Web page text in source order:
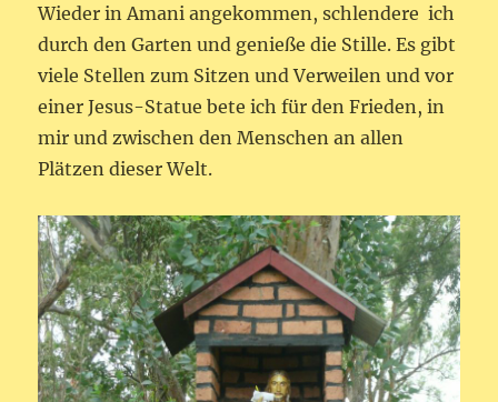
Wieder in Amani angekommen, schlendere ich
durch den Garten und genieße die Stille. Es gibt
viele Stellen zum Sitzen und Verweilen und vor
einer Jesus-Statue bete ich für den Frieden, in
mir und zwischen den Menschen an allen
Plätzen dieser Welt.